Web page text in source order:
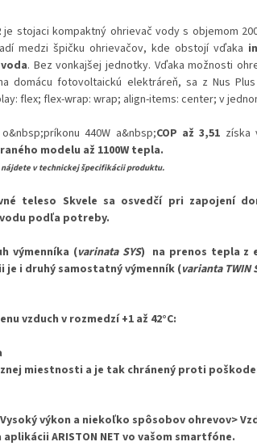
je stojaci kompaktný ohrievač vody s objemom
medzi špičku ohrievačov, kde obstojí vďaka
. Bez vonkajšej jednotky. Vďaka možnosti
domácu fotovoltaickú elektráreň, sa z Nus
flex; flex-wrap: wrap; align-items: center; v
o&nbsp;príkonu 440W a&nbsp;COP až 3,51 získa
modelu až 1100W tepla.
v technickej špecifikácii produktu.
teleso Skvele sa osvedčí pri zapojení
podľa potreby.
výmenníka (varinata SYS) na prenos tepla z
je i druhý samostatný výmenník (varianta TWIN
vzduch v rozmedzí +1 až 42°C:
miestnosti a je tak chránený proti
Vysoký výkon a niekoľko spôsobov ohrevov>
ARISTON NET vo vašom smartfóne.